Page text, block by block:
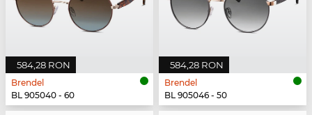
584,28 RON
Brendel
BL 905040 - 60
584,28 RON
Brendel
BL 905046 - 50